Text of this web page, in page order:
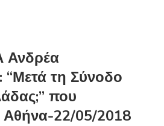
Ανδρέα
“Μετά τη Σύνοδο
που
22/05/2018